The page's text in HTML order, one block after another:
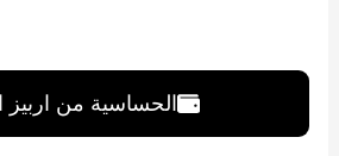
الحساسية من اربيز